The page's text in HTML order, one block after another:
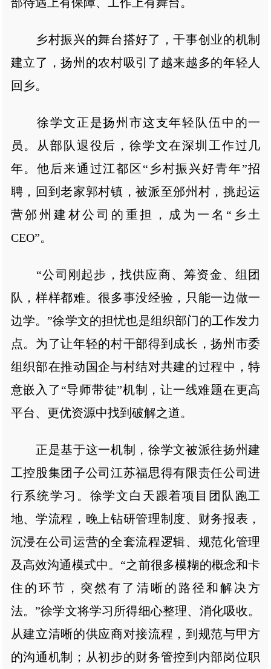
乡村振兴的舞台搭好了，干事创业的机制
建立了，扬州的农村吸引了越来越多的年轻人
回乡。
徐学文正是扬州市这支年轻队伍中的一
员。从部队退役后，徐学文在深圳工作过几
年。他后来通过江都区“乡村振兴好青年”招
聘，回到老家郭村镇，被派至邠州村，挑起运
营邠州建材公司的重担，成为一名“乡土
CEO”。
“公司刚起步，找供应商、筹资金、组团
队，样样都难。很多事没经验，只能一边做一
边学。”徐学文的担忧也是组织部门的工作发力
点。为了让年轻的村干部得到成长，扬州市委
组织部在推动国企与村结对共建的过程中，特
意嵌入了“导师带徒”机制，让一线难题在更高
平台、更优资源中找到破解之道。
正是基于这一机制，徐学文被派往扬州建
工控股集团子公司江苏福思得有限责任公司进
行系统学习。徐学文白天跟着项目团队跑工
地、学流程，晚上钻研管理制度、财务报表，
沉浸在公司运营的全套流程逻辑、规范化管理
及高效沟通模式中。“之前很多模糊的概念和卡
住的环节，突然有了清晰的路径和解决方
法。”徐学文将学习所得细心整理、消化吸收。
从建立清晰的供应商对接流程，到规范与甲方
的沟通机制；从初步的财务管控到内部岗位职